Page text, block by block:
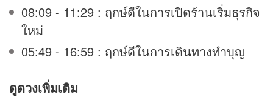
08:09 - 11:29 : ฤกษ์ดีในการเปิดร้านเริ่มธุรกิจ
ใหม่
05:49 - 16:59 : ฤกษ์ดีในการเดินทางทำบุญ
ดูดวงเพิ่มเติม